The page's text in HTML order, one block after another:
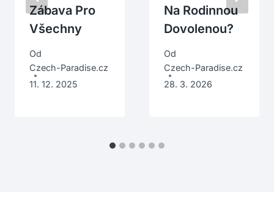
Zábava Pro
Všechny
Od
Czech-Paradise.cz
11. 12. 2025
Na Rodinnou
Dovolenou?
Od
Czech-Paradise.cz
28. 3. 2026